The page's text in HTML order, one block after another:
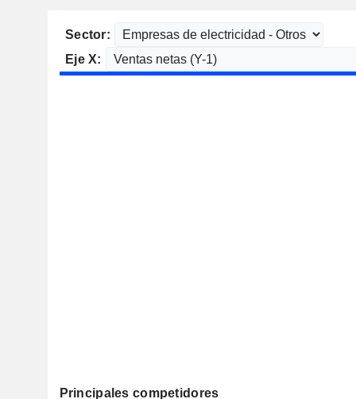
Sector:
Eje X:
Principales competidores